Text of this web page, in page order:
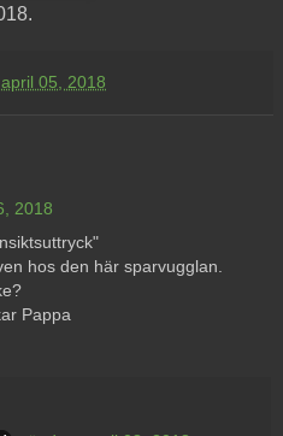
05, 2018
2018
hos den här sparvugglan.
Pappa